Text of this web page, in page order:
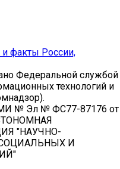
Федеральной службой
технологий и
№ Эл № ФС77-87176 от
"НАУЧНО-
И